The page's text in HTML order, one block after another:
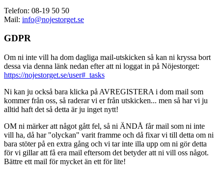
Telefon: 08-19 50 50
Mail: info@nojestorget.se
GDPR
Om ni inte vill ha dom dagliga mail-utskicken så kan ni kryssa bort
dessa via denna länk nedan efter att ni loggat in på Nöjestorget:
https://nojestorget.se/user#_tasks
Ni kan ju också bara klicka på AVREGISTERA i dom mail som
kommer från oss, så raderar vi er från utskicken... men så har vi ju
alltid haft det så detta är ju inget nytt!
OM ni märker att något gått fel, så ni ÄNDÅ får mail som ni inte
vill ha, då har "olyckan" varit framme och då fixar vi till detta om ni
bara stöter på en extra gång och vi tar inte illa upp om ni gör detta
för vi gillar att få era mail eftersom det betyder att ni vill oss något.
Bättre ett mail för mycket än ett för lite!